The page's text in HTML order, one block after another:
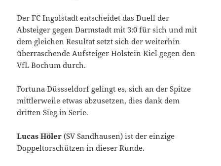
Der FC Ingolstadt entscheidet das Duell der
Absteiger gegen Darmstadt mit 3:0 für sich und mit
dem gleichen Resultat setzt sich der weiterhin
überraschende Aufsteiger Holstein Kiel gegen den
VfL Bochum durch.
Fortuna Düssseldorf gelingt es, sich an der Spitze
mittlerweile etwas abzusetzen, dies dank dem
dritten Sieg in Serie.
Lucas Höler (SV Sandhausen) ist der einzige
Doppeltorschützen in dieser Runde.